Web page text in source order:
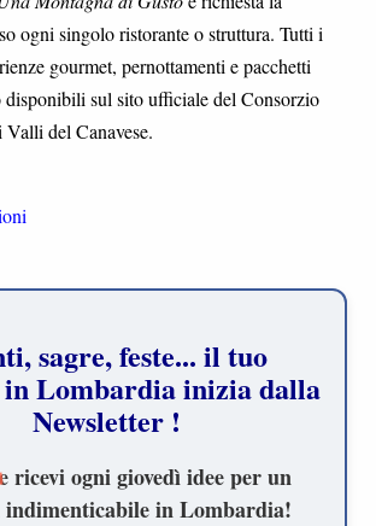
ogni singolo ristorante o struttura. Tutti i
gourmet, pernottamenti e pacchetti
sul sito ufficiale del Consorzio
del Canavese.
sagre, feste... il tuo
in Lombardia inizia dalla
Newsletter !
ricevi ogni giovedì idee per un
indimenticabile in Lombardia!